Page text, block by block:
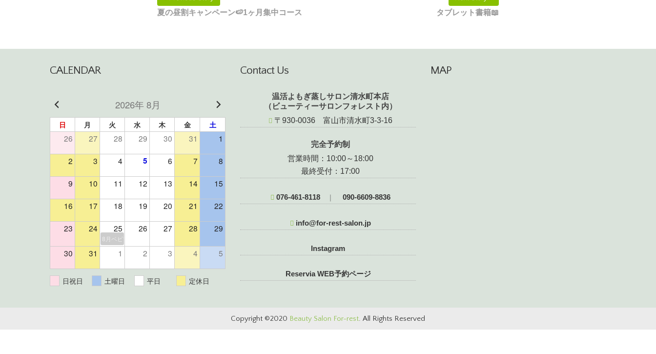
夏の昼割キャンペーン🍉1ヶ月集中コース タブレット書籍📖
CALENDAR
2026年 8月
日 月 火 水 木 金 土
26 27 28 29 30 31 1
2 3 4 5 6 7 8
9 10 11 12 13 14 15
16 17 18 19 20 21 22
23 24 25 26 27 28 29
8月ベビマ＆よもぎ蒸しイベント（残り3組様）
30 31 1 2 3 4 5
日祝日 土曜日 平日 定休日
Contact Us
温活よもぎ蒸しサロン清水町本店
（ビューティーサロンフォレスト内）
〒930-0036 富山市清水町3-3-16
完全予約制
営業時間：10:00～18:00
最終受付：17:00
076-461-8118 ｜ 090-6609-8836
info@for-rest-salon.jp
Instagram
Reservia WEB予約ページ
MAP
Copyright ©2020 Beauty Salon For-rest. All Rights Reserved